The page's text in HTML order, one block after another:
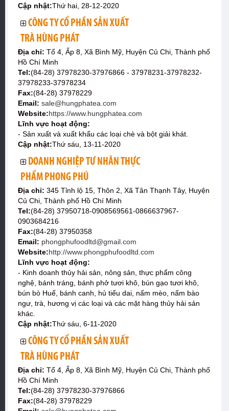
Cập nhật:Thứ hai, 28-12-2020
CÔNG TY CỔ PHẦN SẢN XUẤT
TRÀ HÙNG PHÁT
Địa chỉ: Tổ 4, Ấp 8, Xã Bình Mỹ, Huyện Củ Chi, Thành phố
Hồ Chí Minh
Tel:(84-28) 37978230-37976866 - 37978231-37978232-
37978233-37978234
Fax:(84-28) 37978229
Email: sale@hungphatea.com
Website:https://www.hungphatea.com
Lĩnh vực hoạt động:
- Sản xuất và xuất khẩu các loại chè và bột giải khát.
Cập nhật:Thứ sáu, 13-11-2020
DOANH NGHIỆP TƯ NHÂN THỰC
PHẨM PHONG PHÚ
Địa chỉ: 345 Tỉnh lộ 15, Thôn 2, Xã Tân Thạnh Tây, Huyện
Củ Chi, Thành phố Hồ Chí Minh
Tel:(84-28) 37950718-0908569561-0866637967-
0903684216
Fax:(84-28) 37950358
Email: phongphufoodltd@gmail.com
Website:http://www.phongphufoodltd.com
Lĩnh vực hoạt động:
- Kinh doanh thủy hải sản, nông sản, thực phẩm công
nghệ, bánh tráng, bánh phở tươi khô, bún gạo tươi khô,
bún bò Huế, bánh canh, hủ tiếu dai, nấm mèo, nấm bào
ngư, trà, hương vị các loại và các mặt hàng thủy hải sản
khác.
Cập nhật:Thứ sáu, 6-11-2020
CÔNG TY CỔ PHẦN SẢN XUẤT
TRÀ HÙNG PHÁT
Địa chỉ: Tổ 4, Ấp 8, Xã Bình Mỹ, Huyện Củ Chi, Thành phố
Hồ Chí Minh
Tel:(84-28) 37978230-37976866
Fax:(84-28) 37978229